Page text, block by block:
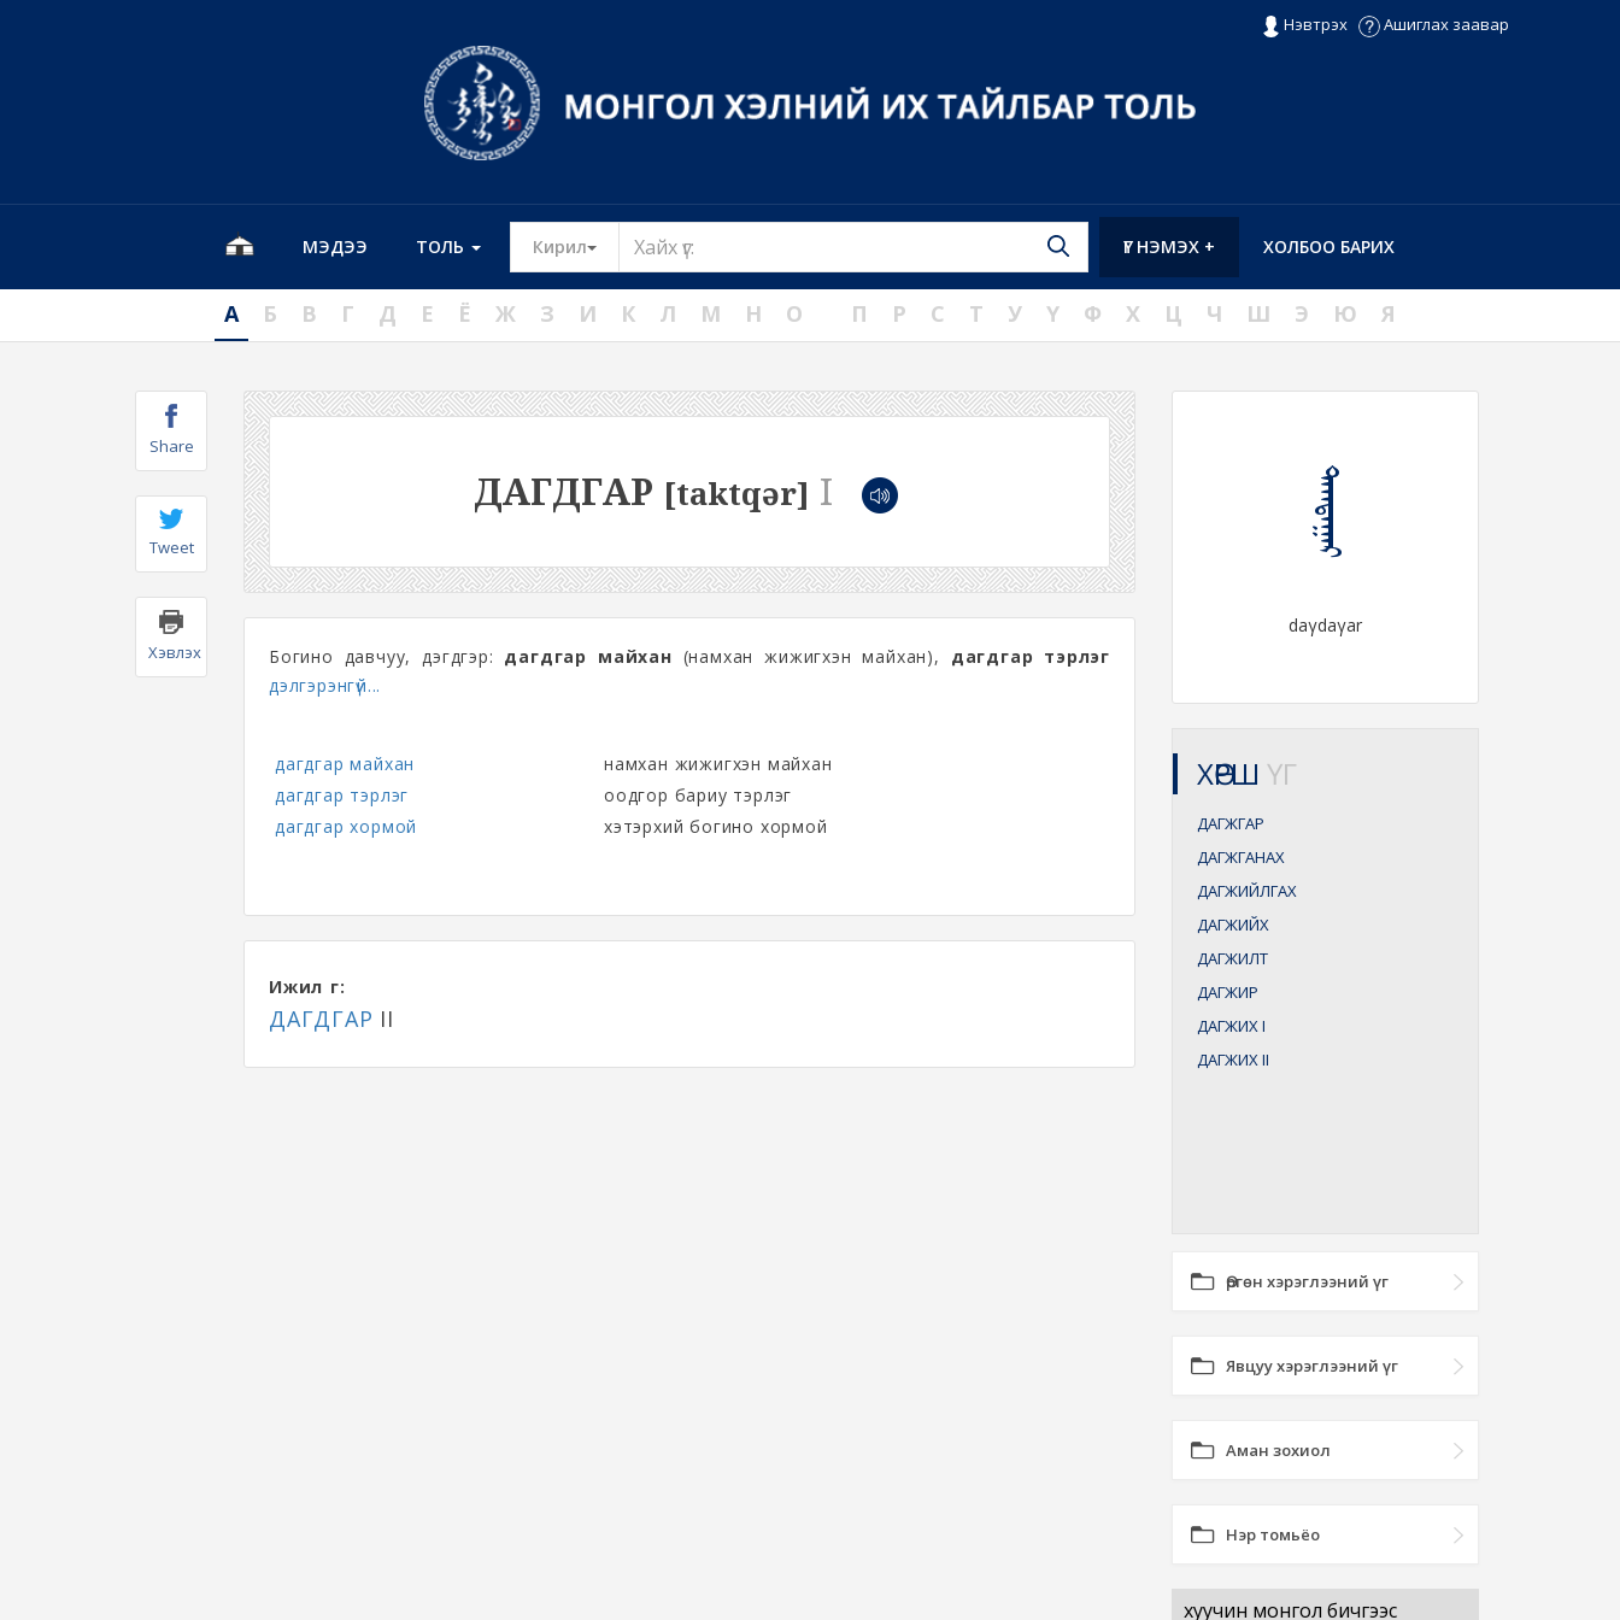
Нэвтрэх Ашиглах заавар
МЭДЭЭ ТОЛЬ Кирил Toggle Dropdown ХОЛБОО БАРИХ
ҮГ НЭМЭХ +
А Б В Г Д Е Ё Ж З И К Л М Н О П Р С Т У Ү Ф Х Ц Ч Ш Э Ю Я
Share
Tweet
Хэвлэх
ДАГДГАР [taktqər] I
Богино давчуу, дэгдгэр: дагдгар майхан (намхан жижигхэн майхан), дагдгар тэрлэг
дэлгэрэнгүй...
дагдгар майхан
намхан жижигхэн майхан
дагдгар тэрлэг
оодгор бариу тэрлэг
дагдгар хормой
хэтэрхий богино хормой
Ижил үг:
ДАГДГАР II
ᠳᠠᠭᠳᠠᠭᠠᠷ
daγdaγar
ХӨРШ ҮГ
ДАГЖГАР
ДАГЖГАНАХ
ДАГЖИЙЛГАХ
ДАГЖИЙХ
ДАГЖИЛТ
ДАГЖИР
ДАГЖИХI
ДАГЖИХII
Өргөн хэрэглээний үг
Явцуу хэрэглээний үг
Аман зохиол
Нэр томьёо
хуучин монгол бичгээс